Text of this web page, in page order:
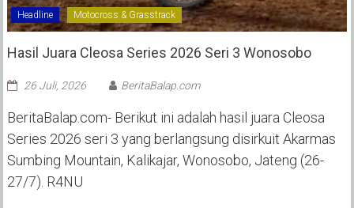
Headline Motocross & Grasstrack
Hasil Juara Cleosa Series 2026 Seri 3 Wonosobo ‎
26 Juli, 2026 BeritaBalap.com
BeritaBalap.com- Berikut ini adalah hasil juara Cleosa
Series 2026 seri 3 yang berlangsung disirkuit Akarmas
Sumbing Mountain, Kalikajar, Wonosobo, Jateng (26-
27/7). R4NU